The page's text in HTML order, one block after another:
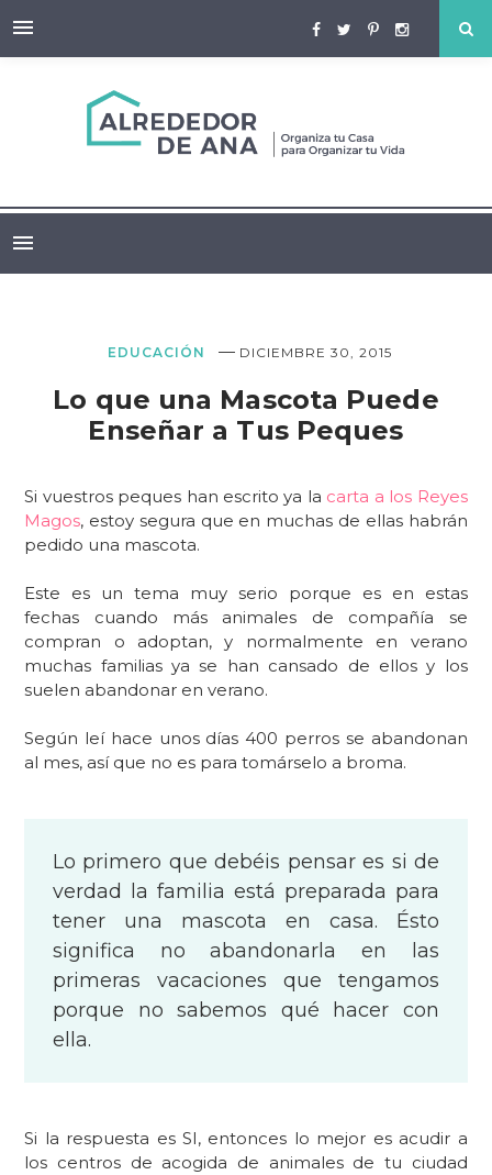
EDUCACIÓN — DICIEMBRE 30, 2015
Lo que una Mascota Puede
Enseñar a Tus Peques
Si vuestros peques han escrito ya la carta a los Reyes
Magos, estoy segura que en muchas de ellas habrán
pedido una mascota.
Este es un tema muy serio porque es en estas
fechas cuando más animales de compañía se
compran o adoptan, y normalmente en verano
muchas familias ya se han cansado de ellos y los
suelen abandonar en verano.
Según leí hace unos días 400 perros se abandonan
al mes, así que no es para tomárselo a broma.
Lo primero que debéis pensar es si de
verdad la familia está preparada para
tener una mascota en casa. Ésto
significa no abandonarla en las
primeras vacaciones que tengamos
porque no sabemos qué hacer con
ella.
Si la respuesta es SI, entonces lo mejor es acudir a
los centros de acogida de animales de tu ciudad